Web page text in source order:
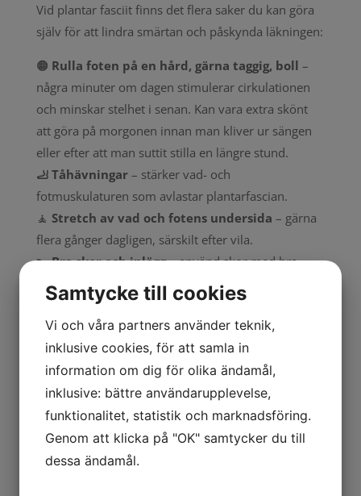
Vid plantar fasciit finns det flera saker du kan göra
själv för att lindra smärtan och påskynda läkningen:
🟠 Rulla foten på en hård, gärna taggig, boll –
några minuter om dagen stimulerar cirkulationen
och minskar stelhet i senan. Kan vara extra skönt
att göra på morgonen innan man kliver ur sängen
eller efter att man suttit stilla en längre stund.
🦶 Tåhävningar– stärker vad- och
fotmuskulaturen som avlastar plantarfascian.
🧘 Stretch av vad och fotens undersida – gärna
flera gånger dagligen, särskilt efter vila.
👟Bra skor och inlägg– använd skor med bra
dämpning och stöd, även inomhus.
Vad är skillnaden på
plantar fasciit och
hälsporre?
Begreppen används ofta omväxlande, men de
betyder faktiskt inte exakt samma sak.
Plantar fasciitär en överbelastning och irritation i
Samtycke till cookies
Vi och våra partners använder teknik,
inklusive cookies, för att samla in
information om dig för olika ändamål,
inklusive: bättre användarupplevelse,
funktionalitet, statistik och marknadsföring.
Genom att klicka på "OK" samtycker du till
dessa ändamål.